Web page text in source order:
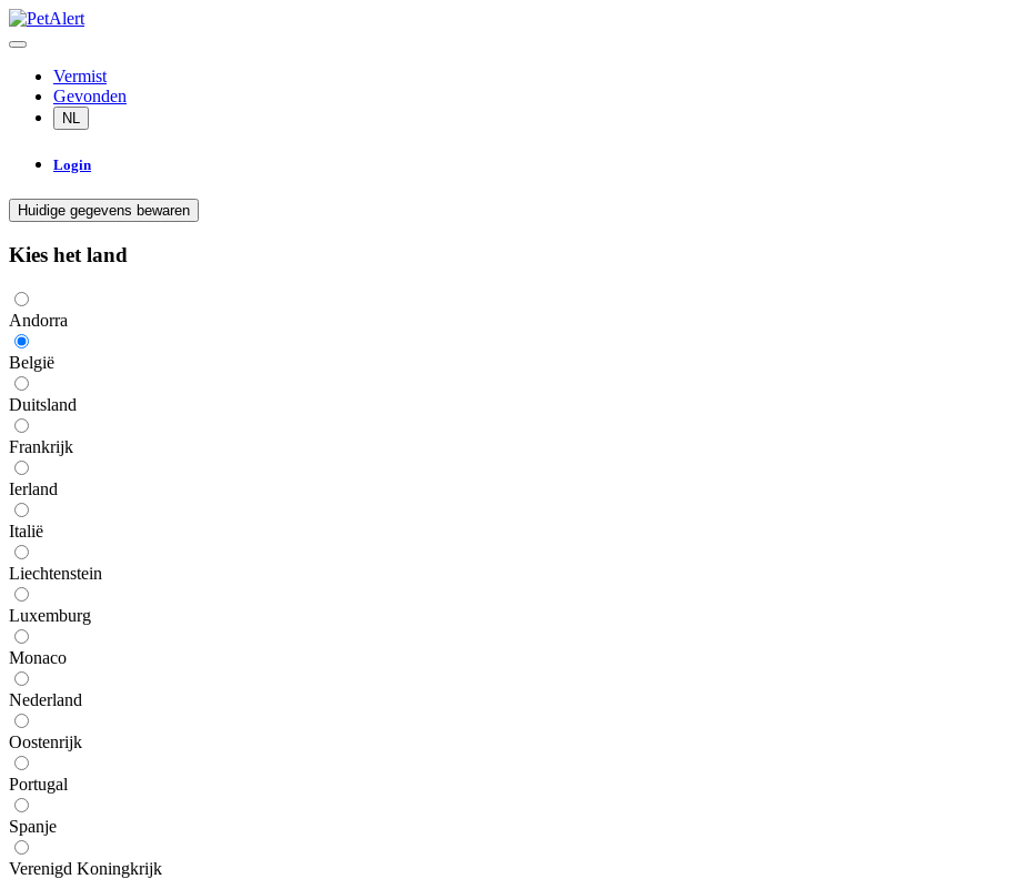
Vermist
Gevonden
NL
Login
Huidige gegevens bewaren
Kies het land
Andorra
België
Duitsland
Frankrijk
Ierland
Italië
Liechtenstein
Luxemburg
Monaco
Nederland
Oostenrijk
Portugal
Spanje
Verenigd Koningkrijk